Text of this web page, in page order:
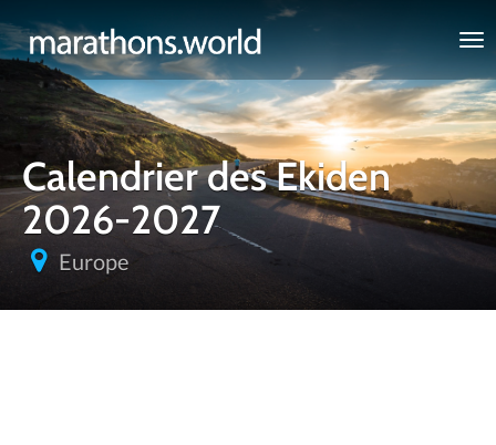
marathons.world
Calendrier des Ekiden
2026-2027
Europe